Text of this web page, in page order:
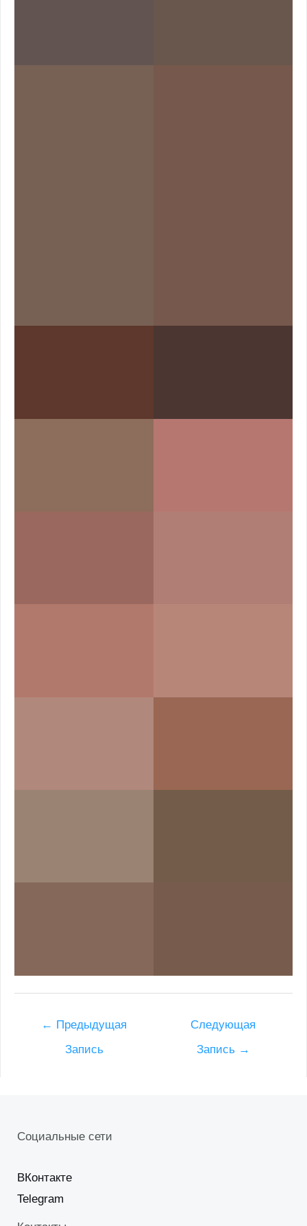
← Предыдущая
Запись
Следующая
Запись →
Социальные сети
ВКонтакте
Telegram